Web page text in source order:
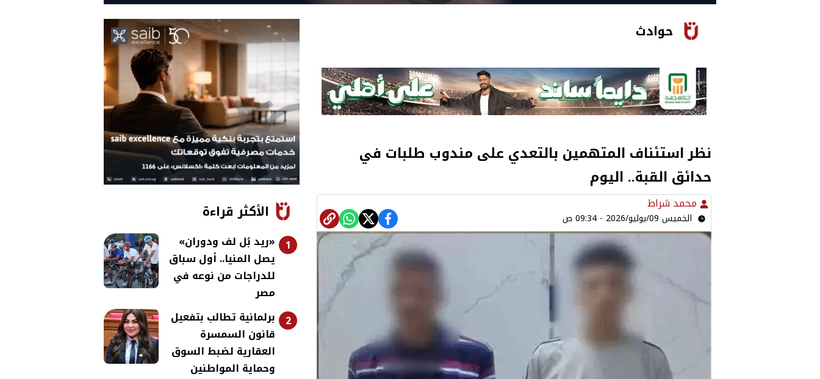
حوادث
نظر استئناف المتهمين بالتعدي على مندوب طلبات في
حدائق القبة.. اليوم
محمد شراط
الخميس 09/يوليو/2026 - 09:34 ص الأكثر قراءة
1
«ريد بُل لف ودوران»
يصل المنيا.. أول سباق
للدراجات من نوعه في
مصر
2
برلمانية تطالب بتفعيل
قانون السمسرة
العقارية لضبط السوق
وحماية المواطنين